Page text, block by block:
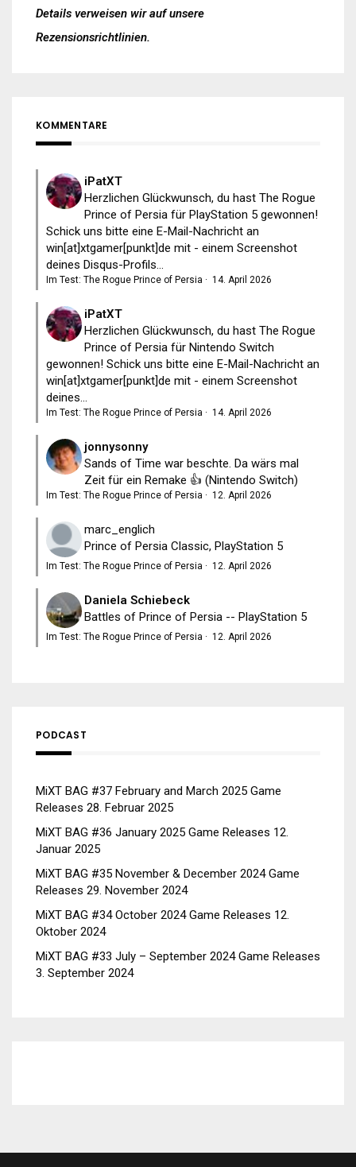
Details verweisen wir auf unsere
Rezensionsrichtlinien.
KOMMENTARE
iPatXT
Herzlichen Glückwunsch, du hast The Rogue
Prince of Persia für PlayStation 5 gewonnen!
Schick uns bitte eine E-Mail-Nachricht an
win[at]xtgamer[punkt]de mit - einem Screenshot
deines Disqus-Profils...
Im Test: The Rogue Prince of Persia · 14. April 2026
iPatXT
Herzlichen Glückwunsch, du hast The Rogue
Prince of Persia für Nintendo Switch
gewonnen! Schick uns bitte eine E-Mail-Nachricht an
win[at]xtgamer[punkt]de mit - einem Screenshot
deines...
Im Test: The Rogue Prince of Persia · 14. April 2026
jonnysonny
Sands of Time war beschte. Da wärs mal
Zeit für ein Remake 👍 (Nintendo Switch)
Im Test: The Rogue Prince of Persia · 12. April 2026
marc_englich
Prince of Persia Classic, PlayStation 5
Im Test: The Rogue Prince of Persia · 12. April 2026
Daniela Schiebeck
Battles of Prince of Persia -- PlayStation 5
Im Test: The Rogue Prince of Persia · 12. April 2026
PODCAST
MiXT BAG #37 February and March 2025 Game
Releases 28. Februar 2025
MiXT BAG #36 January 2025 Game Releases 12.
Januar 2025
MiXT BAG #35 November & December 2024 Game
Releases 29. November 2024
MiXT BAG #34 October 2024 Game Releases 12.
Oktober 2024
MiXT BAG #33 July – September 2024 Game Releases
3. September 2024